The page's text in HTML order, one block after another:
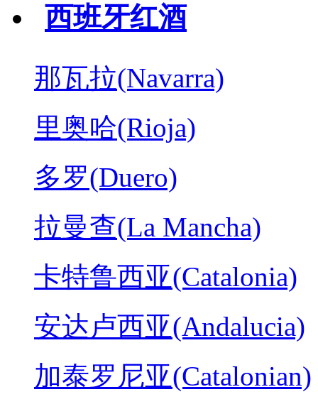
西班牙红酒
那瓦拉(Navarra)
里奥哈(Rioja)
多罗(Duero)
拉曼查(La Mancha)
卡特鲁西亚(Catalonia)
安达卢西亚(Andalucia)
加泰罗尼亚(Catalonian)